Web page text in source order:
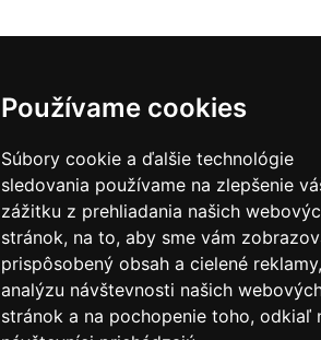
Používame cookies
Súbory cookie a ďalšie technológie
sledovania používame na zlepšenie
zážitku z prehliadania našich
stránok, na to, aby sme vám
prispôsobený obsah a cielené
analýzu návštevnosti našich
stránok a na pochopenie toho, odkiaľ